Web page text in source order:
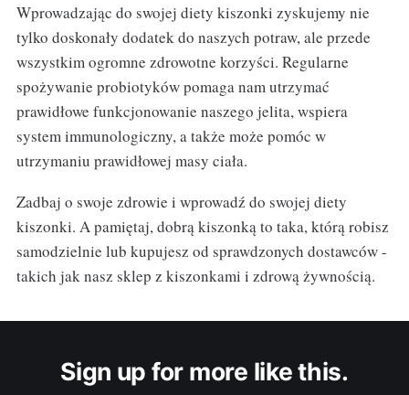
Wprowadzając do swojej diety kiszonki zyskujemy nie
tylko doskonały dodatek do naszych potraw, ale przede
wszystkim ogromne zdrowotne korzyści. Regularne
spożywanie probiotyków pomaga nam utrzymać
prawidłowe funkcjonowanie naszego jelita, wspiera
system immunologiczny, a także może pomóc w
utrzymaniu prawidłowej masy ciała.
Zadbaj o swoje zdrowie i wprowadź do swojej diety
kiszonki. A pamiętaj, dobrą kiszonką to taka, którą robisz
samodzielnie lub kupujesz od sprawdzonych dostawców -
takich jak nasz sklep z kiszonkami i zdrową żywnością.
Sign up for more like this.